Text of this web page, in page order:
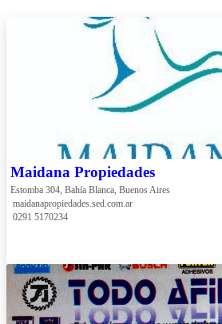
Maidana Propiedades
Estomba 304, Bahía Blanca, Buenos Aires
maidanapropiedades.sed.com.ar
0291 5170234